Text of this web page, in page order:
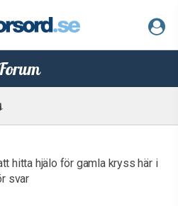
hitta hjälo för gamla kryss här i
svar